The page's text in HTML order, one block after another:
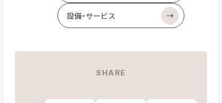
設備・サービス
SHARE